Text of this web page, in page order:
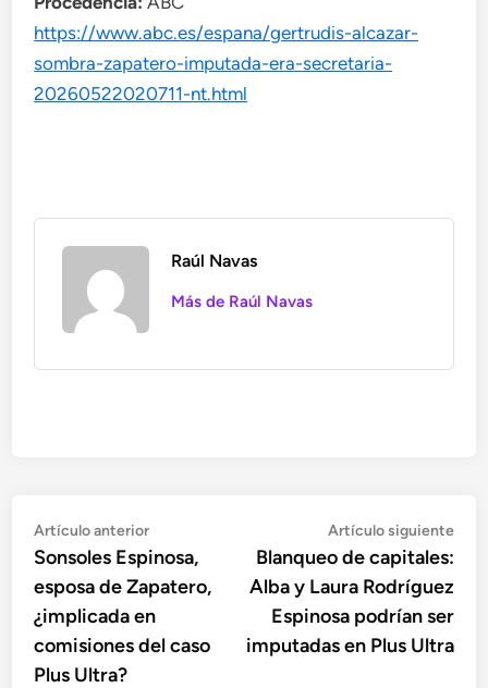
https://www.abc.es/espana/gertrudis-alcazar-
sombra-zapatero-imputada-era-secretaria-
20260522020711-nt.html
Raúl Navas
Más de Raúl Navas
Navegación
de
entradas
Artículo anteriorArtículo
anterior:
Sonsoles Espinosa,
esposa de Zapatero,
¿implicada en
comisiones del caso
Plus Ultra?
Artículo siguiente
Blanqueo de capitales:
Alba y Laura Rodríguez
Espinosa podrían ser
imputadas en Plus Ultra